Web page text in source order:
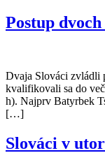
Postup
Dvaja Slováci zvládli
kvalifikovali sa do
h). Najprv Batyrbek
[…]
Slováci v